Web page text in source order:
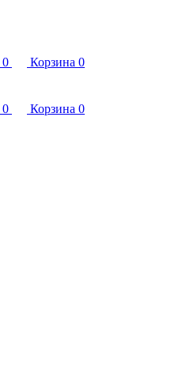
0 Корзина 0
0 Корзина 0